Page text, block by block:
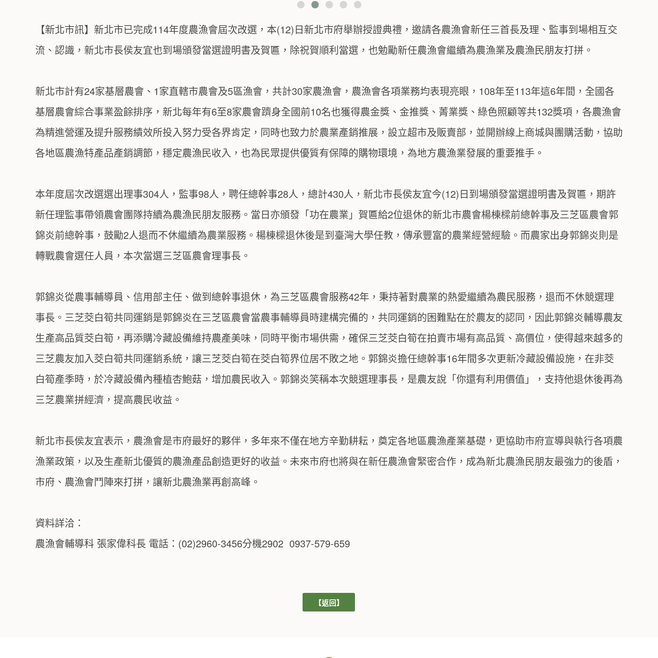
【新北市訊】新北市已完成114年度農漁會屆次改選，本(12)日新北市府舉辦授證典禮，邀請各農漁會新任三首長及理、監事到場相互交
流、認識，新北市長侯友宜也到場頒發當選證明書及賀匾，除祝賀順利當選，也勉勵新任農漁會繼續為農漁業及農漁民朋友打拼。
新北市計有24家基層農會、1家直轄市農會及5區漁會，共計30家農漁會，農漁會各項業務均表現亮眼，108年至113年這6年間，全國各
基層農會綜合事業盈餘排序，新北每年有6至8家農會躋身全國前10名也獲得農金獎、金推獎、菁業獎、綠色照顧等共132獎項，各農漁會
為精進營運及提升服務績效所投入努力受各界肯定，同時也致力於農業產銷推展，設立超市及販賣部，並開辦線上商城與團購活動，協助
各地區農漁特產品產銷調節，穩定農漁民收入，也為民眾提供優質有保障的購物環境，為地方農漁業發展的重要推手。
本年度屆次改選選出理事304人，監事98人，聘任總幹事28人，總計430人，新北市長侯友宜今(12)日到場頒發當選證明書及賀匾，期許
新任理監事帶領農會團隊持續為農漁民朋友服務。當日亦頒發「功在農業」賀匾給2位退休的新北市農會楊棟樑前總幹事及三芝區農會郭
錦炎前總幹事，鼓勵2人退而不休繼續為農業服務。楊棟樑退休後是到臺灣大學任教，傳承豐富的農業經營經驗。而農家出身郭錦炎則是
轉戰農會選任人員，本次當選三芝區農會理事長。
郭錦炎從農事輔導員、信用部主任、做到總幹事退休，為三芝區農會服務42年，秉持著對農業的熱愛繼續為農民服務，退而不休競選理
事長。三芝茭白筍共同運銷是郭錦炎在三芝區農會當農事輔導員時建構完備的，共同運銷的困難點在於農友的認同，因此郭錦炎輔導農友
生產高品質茭白筍，再添購冷藏設備維持農產美味，同時平衡市場供需，確保三芝茭白筍在拍賣市場有高品質、高價位，使得越來越多的
三芝農友加入茭白筍共同運銷系統，讓三芝茭白筍在茭白筍界位居不敗之地。郭錦炎擔任總幹事16年間多次更新冷藏設備設施，在非茭
白筍產季時，於冷藏設備內種植杏鮑菇，增加農民收入。郭錦炎笑稱本次競選理事長，是農友說「你還有利用價值」，支持他退休後再為
三芝農業拼經濟，提高農民收益。
新北市長侯友宜表示，農漁會是市府最好的夥伴，多年來不僅在地方辛勤耕耘，奠定各地區農漁產業基礎，更協助市府宣導與執行各項農
漁業政策，以及生產新北優質的農漁產品創造更好的收益。未來市府也將與在新任農漁會緊密合作，成為新北農漁民朋友最強力的後盾，
市府、農漁會鬥陣來打拼，讓新北農漁業再創高峰。
資料詳洽：
農漁會輔導科 張家偉科長 電話：(02)2960-3456分機2902 0937-579-659
【返回】